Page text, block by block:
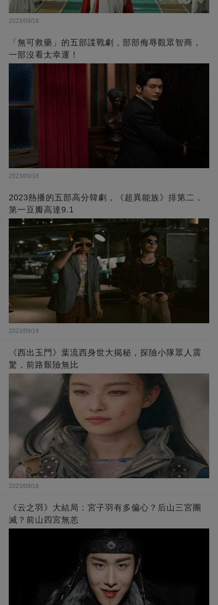
2023/09/18
「無可救藥」的五部諜戰劇，部部侮辱觀眾智商，
一部沒看太幸運！
2023/09/18
2023熱播的五部高分韓劇，《超異能族》排第二，
第一豆瓣高達9.1
2023/09/18
《西出玉門》葉流西身世大揭秘，探險小隊眾人震
驚，前路艱險無比
2023/09/18
《云之羽》大結局：宮子羽有多偏心？后山三宮團
滅？前山四宮無恙